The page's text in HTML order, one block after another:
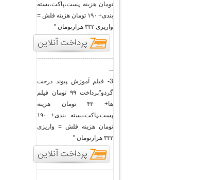
تومان هزینه پست،پاکت،بسته
بندی+ ۱۹۰ تومان هزینه فلش =
واریزی ۳۳۲ هزارتومان "
-------------------------------------
--
3- فیلم آموزش پیوند درخت
گردو"پرداخت ۹۹ تومان فیلم
ها+ ۴۳ تومان هزینه
پست،پاکت،بسته بندی+ ۱۹۰
تومان هزینه فلش = واریزی
۳۳۲ هزارتومان "
-------------------------------------